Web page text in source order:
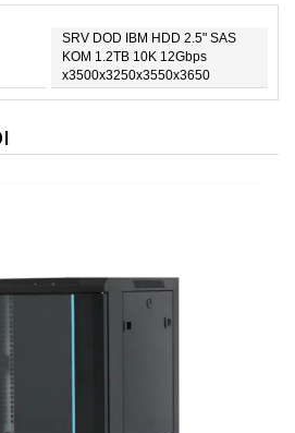
SRV DOD IBM HDD 2.5" SAS
KOM 1.2TB 10K 12Gbps
x3500x3250x3550x3650